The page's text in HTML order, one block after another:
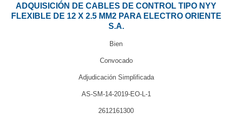
ADQUISICIÓN DE CABLES DE CONTROL TIPO NYY
FLEXIBLE DE 12 X 2.5 MM2 PARA ELECTRO ORIENTE
S.A.
Bien
Convocado
Adjudicación Simplificada
AS-SM-14-2019-EO-L-1
2612161300